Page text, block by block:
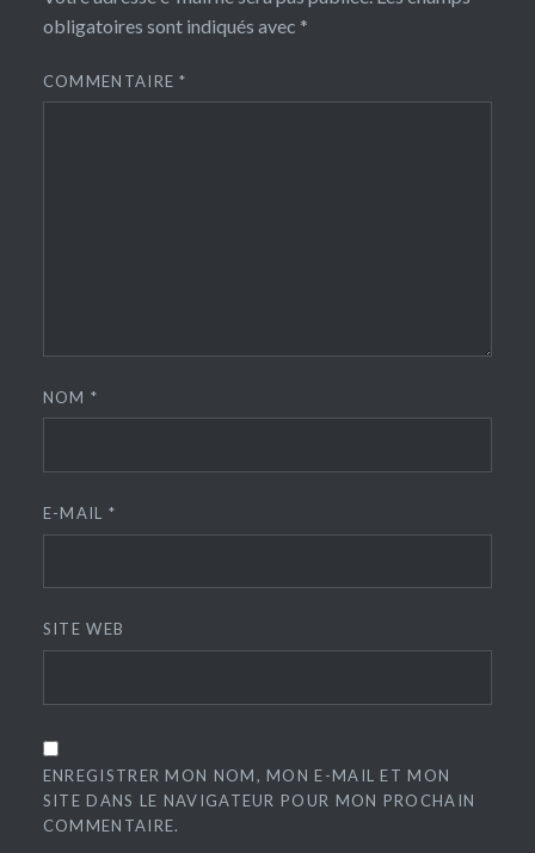
obligatoires sont indiqués avec *
COMMENTAIRE*
NOM*
E-MAIL *
SITE WEB
ENREGISTRER MON NOM, MON E-MAIL ET MON
SITE DANS LE NAVIGATEUR POUR MON PROCHAIN
COMMENTAIRE.